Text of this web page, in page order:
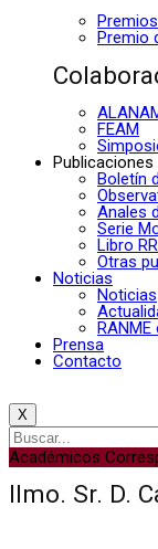
Premio
FEAM
Publicaciones
Boletín
Anales
Serie
Libro
Otras
Noticias
Noticias
Prensa
Contacto
X
Académicos
Ilmo. Sr. D.